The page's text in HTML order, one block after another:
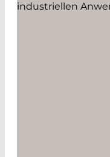
industriellen